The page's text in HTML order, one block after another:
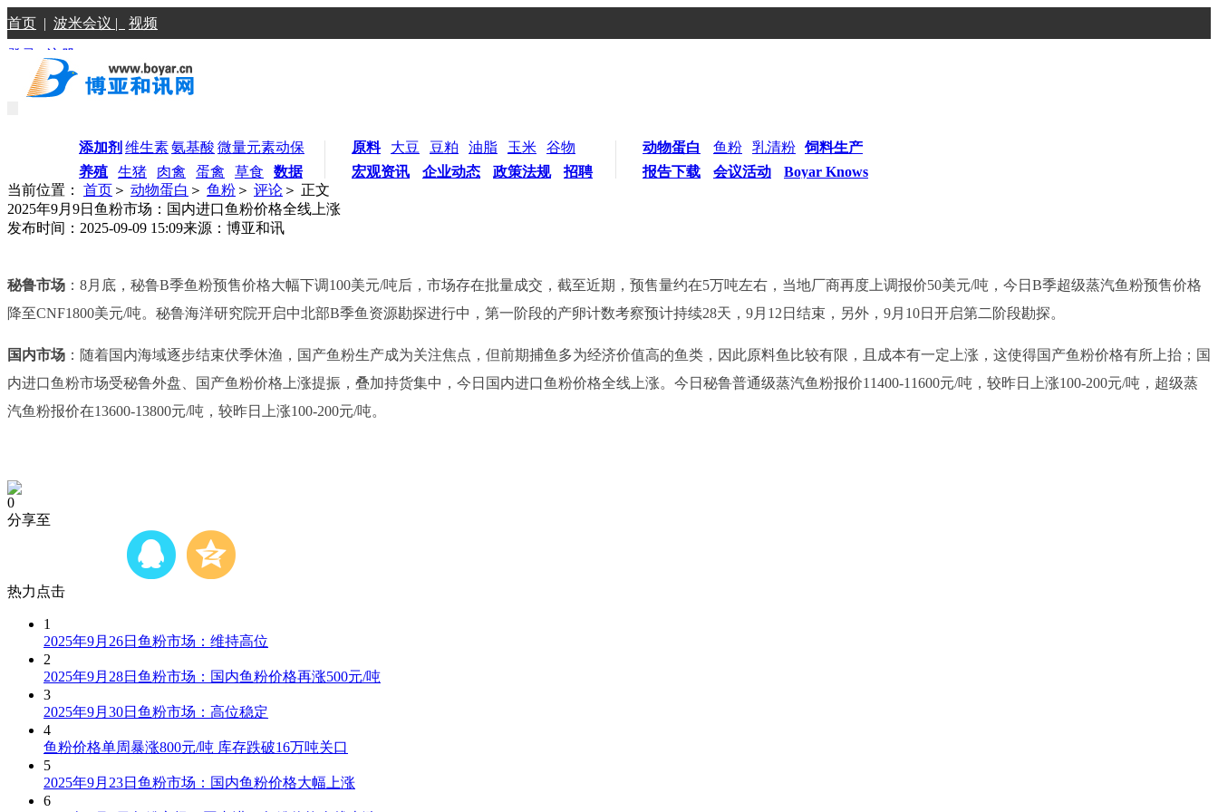
首页 | 波米会议 | 视频
登录 |注册
添加剂 维生素氨基酸 微量元素动保
养殖
生猪 肉禽 蛋禽 草食 数据
原料 大豆 豆粕 油脂 玉米
谷物
宏观资讯
企业动态 政策法规 招聘
动物蛋白 鱼粉 乳清粉 饲料生产
报告下载
会议活动
Boyar Knows
当前位置： 首页 ＞ 动物蛋白 ＞ 鱼粉 ＞ 评论 ＞ 正文
2025年9月9日鱼粉市场：国内进口鱼粉价格全线上涨
发布时间：2025-09-09 15:09来源：博亚和讯
秘鲁市场 ：8月底，秘鲁B季鱼粉预售价格大幅下调100美元/吨后，市场存在批量成交，截至近期，预售量约在5万吨左右，当地厂商再度上调报价50美元/吨，今日B季超级蒸汽鱼粉预售价格
降至CNF1800美元/吨。秘鲁海洋研究院开启中北部B季鱼资源勘探进行中，第一阶段的产卵计数考察预计持续28天，9月12日结束，另外，9月10日开启第二阶段勘探。
国内市场 ：随着国内海域逐步结束伏季休渔，国产鱼粉生产成为关注焦点，但前期捕鱼多为经济价值高的鱼类，因此原料鱼比较有限，且成本有一定上涨，这使得国产鱼粉价格有所上抬；国
内进口鱼粉市场受秘鲁外盘、国产鱼粉价格上涨提振，叠加持货集中，今日国内进口鱼粉价格全线上涨。 今日 秘鲁普通级蒸汽鱼粉报价11400-11600元/吨，较昨日上涨100-200元/吨，超级蒸
汽鱼粉报价在13600-13800元/吨，较昨日上涨100-200元/吨。
0
分享至
热力点击
1
2025年9月26日鱼粉市场：维持高位
2
2025年9月28日鱼粉市场：国内鱼粉价格再涨500元/吨
3
2025年9月30日鱼粉市场：高位稳定
4
鱼粉价格单周暴涨800元/吨 库存跌破16万吨关口
5
2025年9月23日鱼粉市场：国内鱼粉价格大幅上涨
6